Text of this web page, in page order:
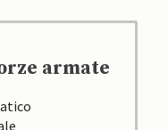
armate